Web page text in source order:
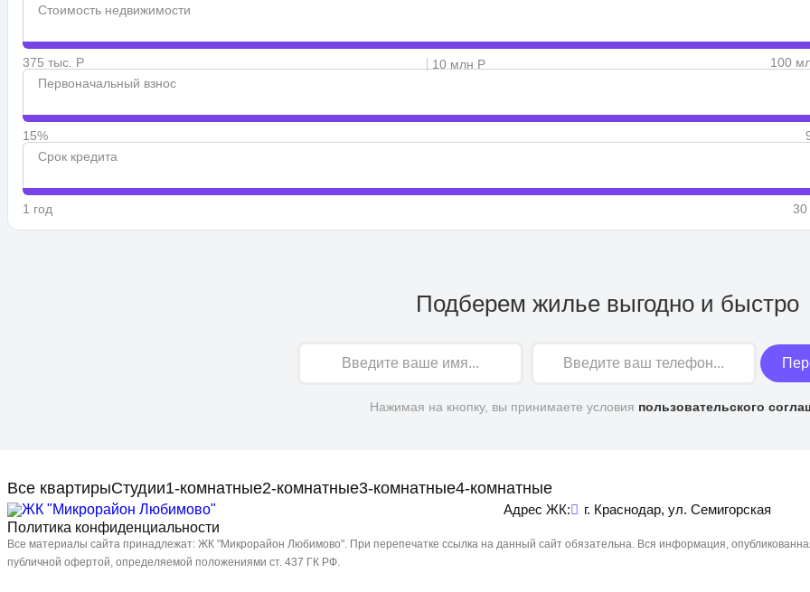
Стоимость недвижимости
375 тыс. Р 10 млн Р
100
Первоначальный взнос
15%
Срок кредита
1 год 30
Подберем жилье выгодно и быстро
Нажимая на кнопку, вы принимаете условия пользовательского
Все квартирыСтудии1-комнатные2-комнатные3-комнатные4-комнатные
Адрес ЖК: г. Краснодар, ул. Семигорская
Политика конфиденциальности
Все материалы сайта принадлежат: ЖК "Микрорайон Любимово". При перепечатке ссылка на данный сайт обязательна. Вся информация,
публичной офертой, определяемой положениями ст. 437 ГК РФ.